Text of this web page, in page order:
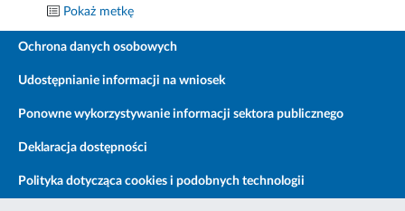
Pokaż metkę
Ochrona danych osobowych
Udostępnianie informacji na wniosek
Ponowne wykorzystywanie informacji sektora publicznego
Deklaracja dostępności
Polityka dotycząca cookies i podobnych technologii